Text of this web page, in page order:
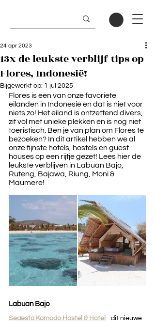
13x de leukste verblijf tips op
Flores, Indonesië!
24 apr 2023
Bijgewerkt op: 1 jul 2025
Flores is een van onze favoriete
eilanden in Indonesië en dat is niet voor
niets zo! Het eiland is ontzettend divers,
zit vol met unieke plekken en is nog niet
toeristisch. Ben je van plan om Flores te
bezoeken? In dit artikel hebben we al
onze fijnste hotels, hostels en guest
houses op een rijtje gezet! Lees hier de
leukste verblijven in Labuan Bajo,
Ruteng, Bajawa, Riung, Moni &
Maumere!
Labuan Bajo
Seaesta Komodo Hostel & Hotel - dit nieuwe